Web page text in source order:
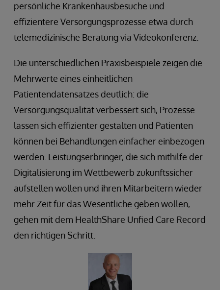
persönliche Krankenhausbesuche und
effizientere Versorgungsprozesse etwa durch
telemedizinische Beratung via Videokonferenz.
Die unterschiedlichen Praxisbeispiele zeigen die
Mehrwerte eines einheitlichen
Patientendatensatzes deutlich: die
Versorgungsqualität verbessert sich, Prozesse
lassen sich effizienter gestalten und Patienten
können bei Behandlungen einfacher einbezogen
werden. Leistungserbringer, die sich mithilfe der
Digitalisierung im Wettbewerb zukunftssicher
aufstellen wollen und ihren Mitarbeitern wieder
mehr Zeit für das Wesentliche geben wollen,
gehen mit dem HealthShare Unfied Care Record
den richtigen Schritt.